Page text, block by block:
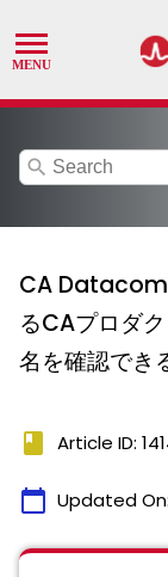
search
CA
るCAプロダ
名を確認でき
book Article ID:
calendar_today Updated On: